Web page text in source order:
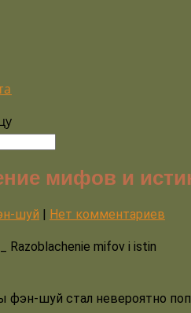
мифов и
шуй Нет комментариев
фэн-шуй стал невероятно